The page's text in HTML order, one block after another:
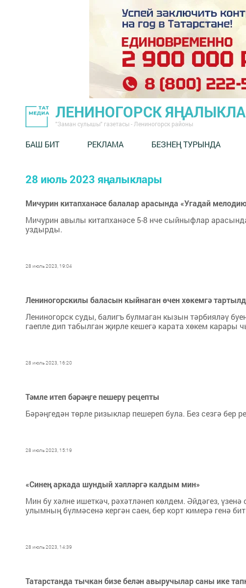
ЛЕНИНОГОРСК
"Заман сулышы" газетасы - Лениногорск районы
БАШ БИТ РЕКЛАМА БЕЗНЕҢ ТУРЫНДА
28 июль 2023 яңалыклары
Мичурин китапханәсе балалар арасында «Угадай
Мичурин авылы китапханәсе 5-8 нче сыйныфлар
уздырды.
28 июль 2023, 19:04
Лениногорскилы баласын кыйнаган өчен хөкемгә
Лениногорск суды, балигъ булмаган кызын тәрбияләү
гаепле дип табылган җирле кешегә карата хөкем карары
28 июль 2023, 16:20
Тәмле итеп бәрәңге пешерү рецепты
Бәрәңгедән төрле ризыклар пешереп була. Без сезгә бер
28 июль 2023, 15:19
«Синең аркада шундый хәлләргә калдым мин»
Мин бу хәлне ишеткәч, рәхәтләнеп көлдем. Әйдәгез,
улымның бүлмәсенә кергән саен, бер корт кимерә генә бит
28 июль 2023, 14:39
Татарстанда тычкан бизе белән авыручылар саны ике